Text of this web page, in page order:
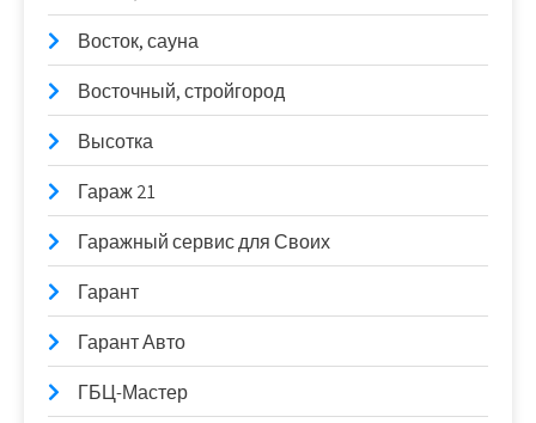
Восток, сауна
Восточный, стройгород
Высотка
Гараж 21
Гаражный сервис для Своих
Гарант
Гарант Авто
ГБЦ-Мастер